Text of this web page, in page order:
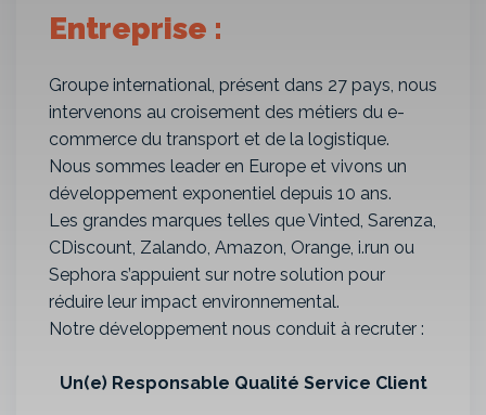
Entreprise :
Groupe international, présent dans 27 pays, nous
intervenons au croisement des métiers du e-
commerce du transport et de la logistique.
Nous sommes leader en Europe et vivons un
développement exponentiel depuis 10 ans.
Les grandes marques telles que Vinted, Sarenza,
CDiscount, Zalando, Amazon, Orange, i.run ou
Sephora s’appuient sur notre solution pour
réduire leur impact environnemental.
Notre développement nous conduit à recruter :
Un(e) Responsable Qualité Service Client